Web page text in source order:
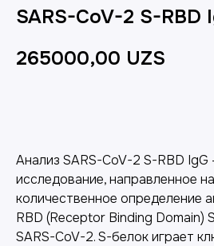
SARS-CoV-2 S-RBD
265000,00 UZS
Анализ SARS-CoV-2 S-RBD
исследование, направленное
количественное определение
RBD (Receptor Binding Domain)
SARS-CoV-2. S-белок играет